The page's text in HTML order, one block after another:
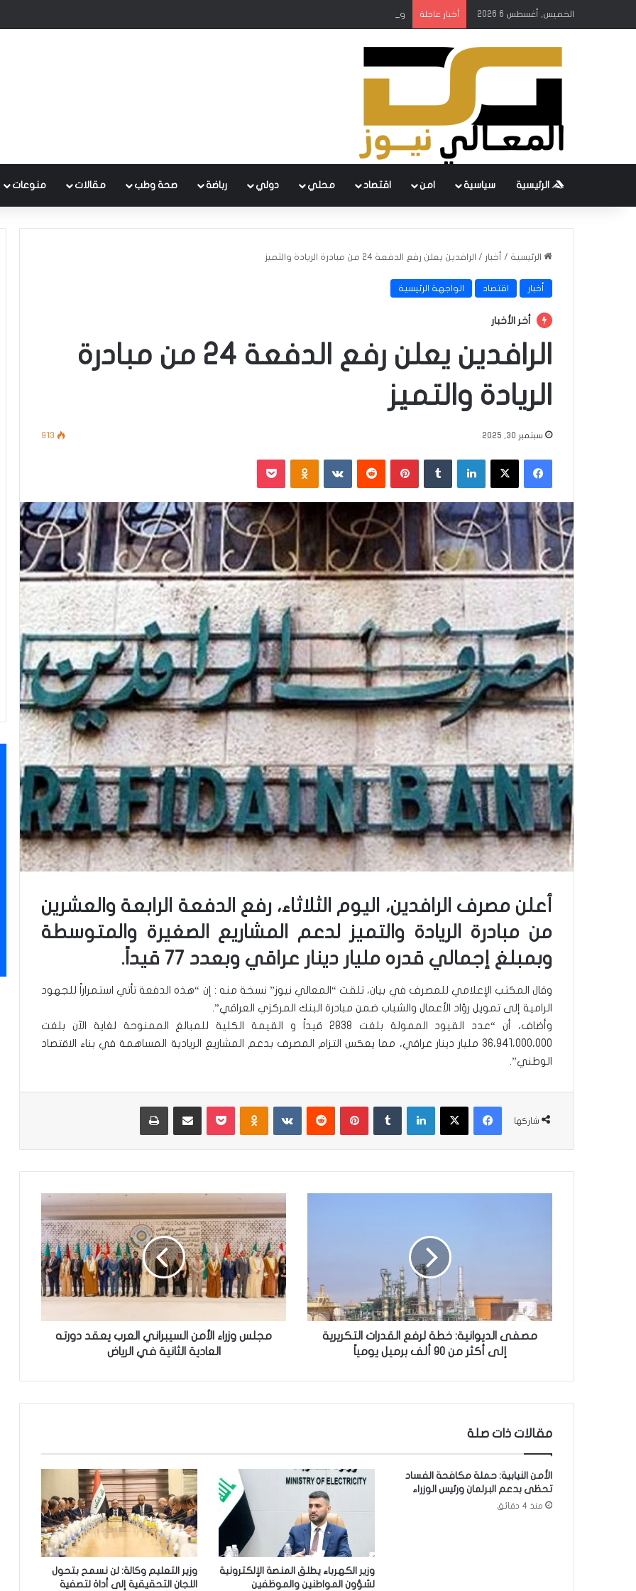
الخميس, أغسطس 6 2026 أخبار عاجلة وزير الكهرباء يطلق المنصة الإلكترونية لشؤون المواطنين والموظفين والشكاوى
الرئيسية سياسية امن اقتصاد محلي دولي رباضة صحة وطب مقالات منوعات
الرئيسية / أخبار / الرافدين يعلن رفع الدفعة 24 من مبادرة الريادة والتميز
أخبار اقتصاد الواجهة الرئيسية
أخر الأخبار
الرافدين يعلن رفع الدفعة 24 من مبادرة
الريادة والتميز
سبتمبر 30, 2025 913
فيسبوك ‫X لينكدإن بينتيريست ‏VKontakte
أعلن مصرف الرافدين، اليوم الثلاثاء، رفع الدفعة الرابعة والعشرين
من مبادرة الريادة والتميز لدعم المشاريع الصغيرة والمتوسطة
وبمبلغ إجمالي قدره مليار دينار عراقي وبعدد 77 قيداً.
وقال المكتب الإعلامي للمصرف في بيان، تلقت “المعالي نيوز” نسخة منه : إن “هذه الدفعة تأتي استمراراً للجهود
الرامية إلى تمويل روّاد الأعمال والشباب ضمن مبادرة البنك المركزي العراقي”.
وأضاف، أن “عدد القيود الممولة بلغت 2838 قيداً و القيمة الكلية للمبالغ الممنوحة لغاية الآن بلغت
36،941،000،000 مليار دينار عراقي، مما يعكس التزام المصرف بدعم المشاريع الريادية المساهمة في بناء الاقتصاد
الوطني”.
شاركها
فيسبوك ‫X لينكدإن بينتيريست ‏VKontakte
ي
و
ة
ة
ل
ف
مصفى الديوانية: خطة لرفع القدرات التكريرية
إلى أكثر من 90 ألف برميل يومياً
ج
ل
س
و
ز
ر
ء
م
ي
ب
ر
ا
ل
ع
ر
مجلس وزراء الأمن السيبراني العرب يعقد دورته
العادية الثانية في الرياض
مقالات ذات صلة
الأمن النيابية: حملة مكافحة الفساد
تحظى بدعم البرلمان ورئيس الوزراء
منذ 4 دقائق
وزير الكهرباء يطلق المنصة الإلكترونية
لشؤون المواطنين والموظفين
وزير التعليم وكالة: لن نسمح بتحول
اللجان التحقيقية إلى أداة لتصفية